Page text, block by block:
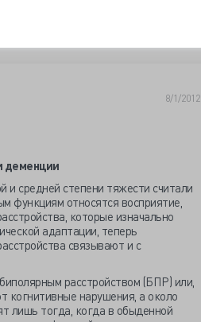
8/1/2012
деменции
и средней степени тяжести считали
функциям относятся восприятие,
которые изначально
адаптации, теперь
связывают и с
расстройством (БПР) или,
когнитивные нарушения, а около
лишь тогда, когда в обыденной